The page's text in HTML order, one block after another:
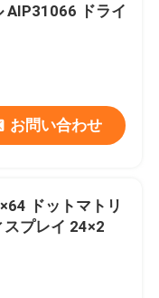
AIP31066 ドライ
お問い合わせ
ドットマトリ
スプレイ 24×2